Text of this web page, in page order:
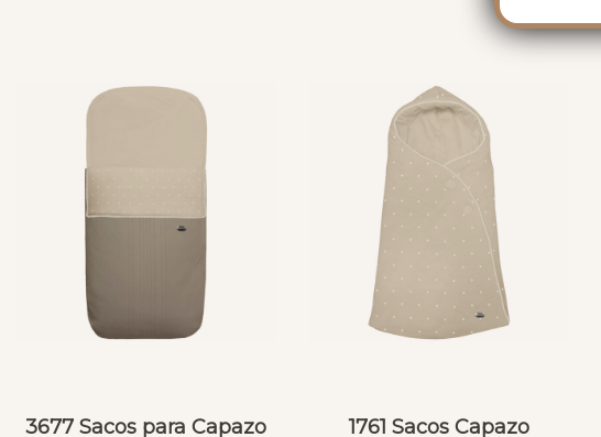
3677 Sacos para Capazo
1761 Sacos Capazo